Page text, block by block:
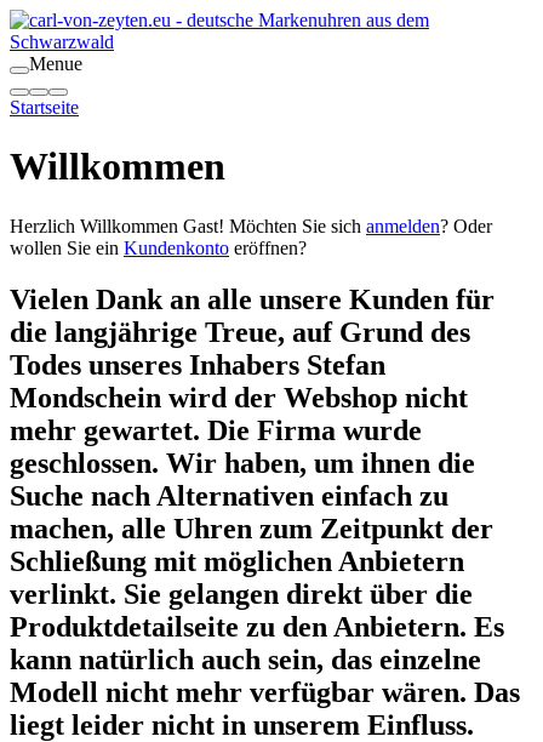
Menue
Startseite
Willkommen
Herzlich Willkommen Gast! Möchten Sie sich anmelden? Oder
wollen Sie ein Kundenkonto eröffnen?
Vielen Dank an alle unsere Kunden für
die langjährige Treue, auf Grund des
Todes unseres Inhabers Stefan
Mondschein wird der Webshop nicht
mehr gewartet. Die Firma wurde
geschlossen. Wir haben, um ihnen die
Suche nach Alternativen einfach zu
machen, alle Uhren zum Zeitpunkt der
Schließung mit möglichen Anbietern
verlinkt. Sie gelangen direkt über die
Produktdetailseite zu den Anbietern. Es
kann natürlich auch sein, das einzelne
Modell nicht mehr verfügbar wären. Das
liegt leider nicht in unserem Einfluss.